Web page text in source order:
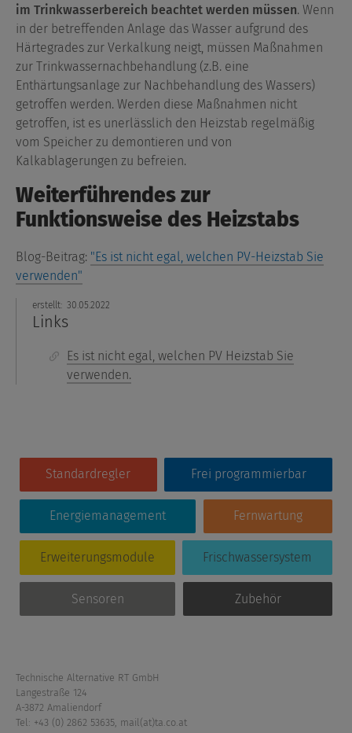
im Trinkwasserbereich beachtet werden müssen. Wenn
in der betreffenden Anlage das Wasser aufgrund des
Härtegrades zur Verkalkung neigt, müssen Maßnahmen
zur Trinkwassernachbehandlung (z.B. eine
Enthärtungsanlage zur Nachbehandlung des Wassers)
getroffen werden. Werden diese Maßnahmen nicht
getroffen, ist es unerlässlich den Heizstab regelmäßig
vom Speicher zu demontieren und von
Kalkablagerungen zu befreien.
Weiterführendes zur
Funktionsweise des Heizstabs
Blog-Beitrag: "Es ist nicht egal, welchen PV-Heizstab Sie
verwenden"
erstellt: 30.05.2022
Links
Es ist nicht egal, welchen PV Heizstab Sie
verwenden.
Standardregler Frei programmierbar
Energiemanagement Fernwartung
Erweiterungsmodule Frischwassersystem
Sensoren Zubehör
Technische Alternative RT GmbH
Langestraße 124
A-3872 Amaliendorf
Tel: +43 (0) 2862 53635, mail(at)ta.co.at